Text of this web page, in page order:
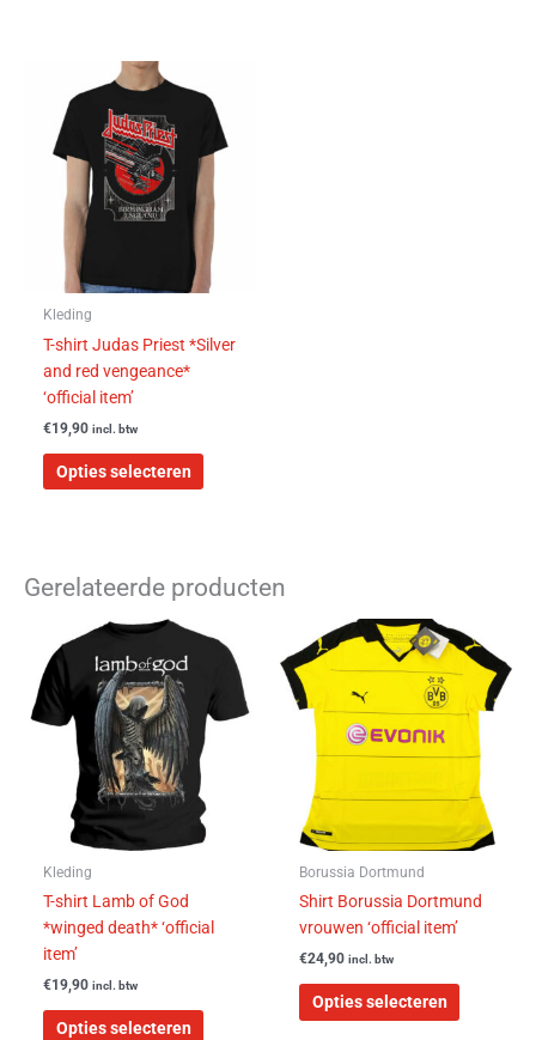
Kleding
T-shirt Judas Priest *Silver
and red vengeance*
‘official item’
€19,90 incl. btw
Opties selecteren
product
heeft
meerdere
variaties.
Deze
kan
gekozen
op
Gerelateerde producten
Kleding
T-shirt Lamb of God
*winged death* ‘official
item’
€19,90 incl. btw
Opties selecteren
Dit
product
meerdere
variaties.
kan
gekozen
de
Borussia Dortmund
Shirt Borussia Dortmund
vrouwen ‘official item’
€24,90 incl. btw
Opties selecteren
Dit
product
heeft
meerdere
variaties.
Deze
optie
kan
gekozen
op
de